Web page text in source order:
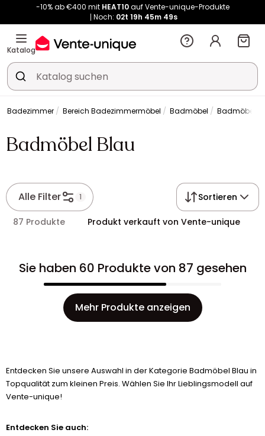
-10% ab €400 mit HEAT10auf Vente-unique-Produkte
Noch: 02t 19h 45m 49s
-10% ab €400 mitHEAT10auf Vente-unique-Produkte
02t
Katalog
Badezimmer Bereich Badezimmermöbel Badmöbel Badmöbel
Badmöbel Blau
Alle Filter 1 Sortieren
87 Produkte Produkt verkauft von Vente-unique
Sie haben 60 Produkte von 87 gesehen
Mehr Produkte anzeigen
Entdecken Sie unsere Auswahl in der Kategorie Badmöbel Blau in
Topqualität zum kleinen Preis. Wählen Sie Ihr Lieblingsmodell auf
Vente-unique!
Entdecken Sie auch: